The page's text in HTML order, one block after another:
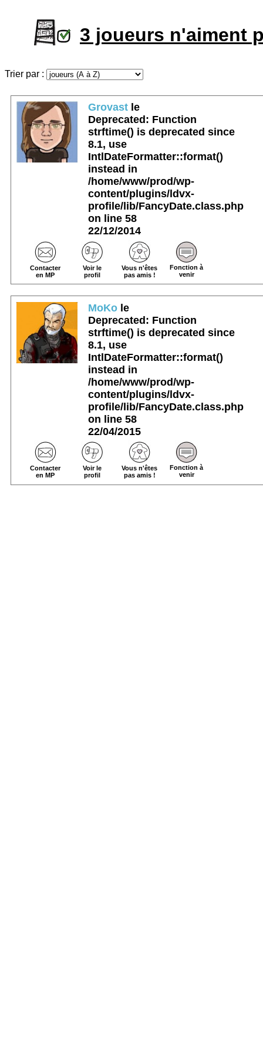
3 joueurs n'aiment
Trier par :
Grovastle
Deprecated : Function
strftime() is deprecated since
8.1, use
IntlDateFormatter::format()
instead in
/home/www/prod/wp-
content/plugins/ldvx-
profile/lib/FancyDate.class.php
on line 58
22/12/2014
Contacter
en MP
Voir le
profil
Vous n'êtes
pas amis !
Fonction à
venir
MoKole
Deprecated : Function
strftime() is deprecated since
8.1, use
IntlDateFormatter::format()
instead in
/home/www/prod/wp-
content/plugins/ldvx-
profile/lib/FancyDate.class.php
on line 58
22/04/2015
Contacter
en MP
Voir le
profil
Vous n'êtes
pas amis !
Fonction à
venir